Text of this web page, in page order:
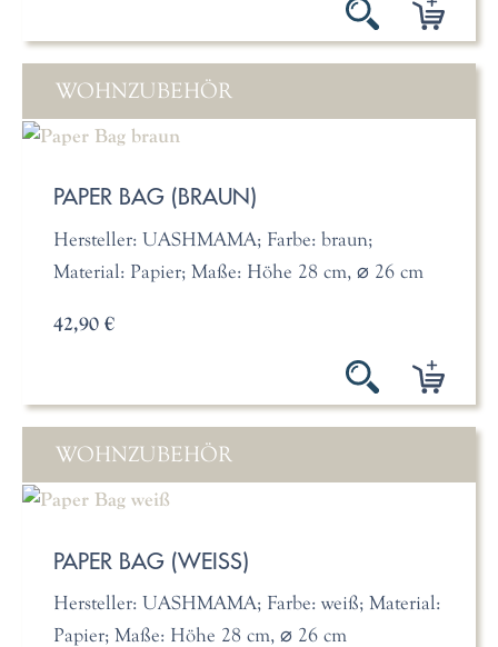
WOHNZUBEHÖR
PAPER BAG (BRAUN)
Hersteller: UASHMAMA; Farbe: braun;
Material: Papier; Maße: Höhe 28 cm, ⌀ 26 cm
42,90 €
WOHNZUBEHÖR
PAPER BAG (WEISS)
Hersteller: UASHMAMA; Farbe: weiß; Material:
Papier; Maße: Höhe 28 cm, ⌀ 26 cm